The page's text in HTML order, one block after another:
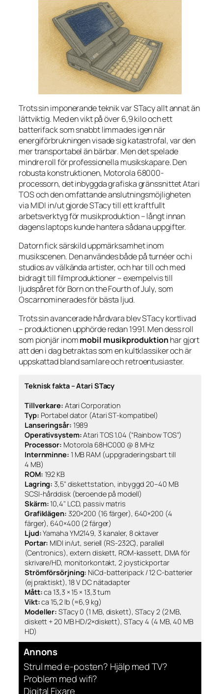
Trots sin imponerande teknik var STacy allt annat än
lättviktig. Med en vikt på över 6,9 kilo och ett
batterifack som snabbt limmades igen när
energiförbrukningen visade sig katastrofal, var den
mertransportabelänbärbar. Men det spelade
mindre roll för professionella musikskapare. Den
robusta konstruktionen, Motorola 68000-
processorn, det inbyggda grafiska gränssnittet Atari
TOS och den omfattande anslutningsmöjligheten
via MIDI in/ut gjorde STacy till ett kraftfullt
arbetsverktyg för musikproduktion – långt innan
dagens laptops kunde hantera sådana uppgifter.
Datorn fick särskild uppmärksamhet inom
musikscenen. Den användes både på turnéer och i
studios av välkända artister, och har till och med
bidragit till filmproduktioner – exempelvis till
ljudspåret förBorn on the Fourth of July, som
Oscarnominerades för bästa ljud.
Trots sin avancerade hårdvara blev STacy kortlivad
– produktionen upphörde redan 1991. Men dess roll
som pionjär inommobil musikproduktionhar gjort
att den i dag betraktas som en kultklassiker och är
uppskattad bland samlare och retroentusiaster.
Teknisk fakta – Atari STacy
Tillverkare: Atari Corporation
Typ: Portabel dator (Atari ST-kompatibel)
Lanseringsår: 1989
Operativsystem:Atari TOS 1.04 (“Rainbow TOS”)
Processor: Motorola 68HC000 @ 8 MHz
Internminne: 1 MB RAM (uppgraderingsbart till
4 MB)
ROM: 192 KB
Lagring: 3,5" diskettstation, inbyggd 20–40 MB
SCSI-hårddisk (beroende på modell)
Skärm: 10,4" LCD, passiv matris
Grafiklägen: 320×200 (16 färger), 640×200 (4
färger), 640×400 (2 färger)
Ljud:Yamaha YM2149, 3 kanaler, 8 oktaver
Portar: MIDI in/ut, seriell (RS-232C), parallell
(Centronics), extern diskett, ROM-kassett, DMA för
skrivare/HD, monitorkontakt, 2 joystickportar
Strömförsörjning: NiCd-batteripack / 12 C-batterier
(ej praktiskt), 18 V DC nätadapter
Mått:ca 13,3 × 15 × 13,3 tum
Vikt:ca 15,2 lb (≈6,9 kg)
Modeller: STacy 0 (1 MB, diskett), STacy 2 (2 MB,
diskett + 20 MB HD/2×diskett), STacy 4 (4 MB, 40 MB
HD)
Annons
Strul med e-posten? Hjälp med TV?
Problem med wifi?
Digital Fixare